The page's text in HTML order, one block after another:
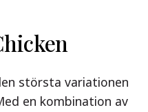
Yuzu,
Tonkotsu
största variationen
en kombination av
– en söt och syrlig